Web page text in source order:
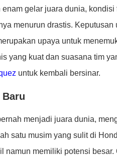
gelar juara dunia,
menurun drastis.
upaya untuk
yang kuat dan suasana tim
untuk kembali bersinar.
menjadi juara dunia,
satu musim yang sulit di
namun memiliki potensi